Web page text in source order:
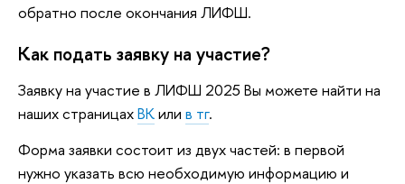
обратно после окончания ЛИФШ.
Как подать заявку на участие?
Заявку на участие в ЛИФШ 2025 Вы можете найти на
наших страницахВКили в тг.
Форма заявки состоит из двух частей: в первой
нужно указать всю необходимую информацию и